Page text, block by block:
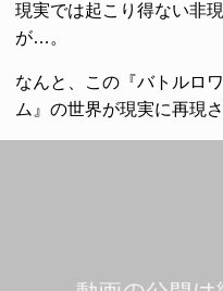
現実では起こり得ない非
が…。
なんと、この『バトルロ
ム』の世界が現実に再現